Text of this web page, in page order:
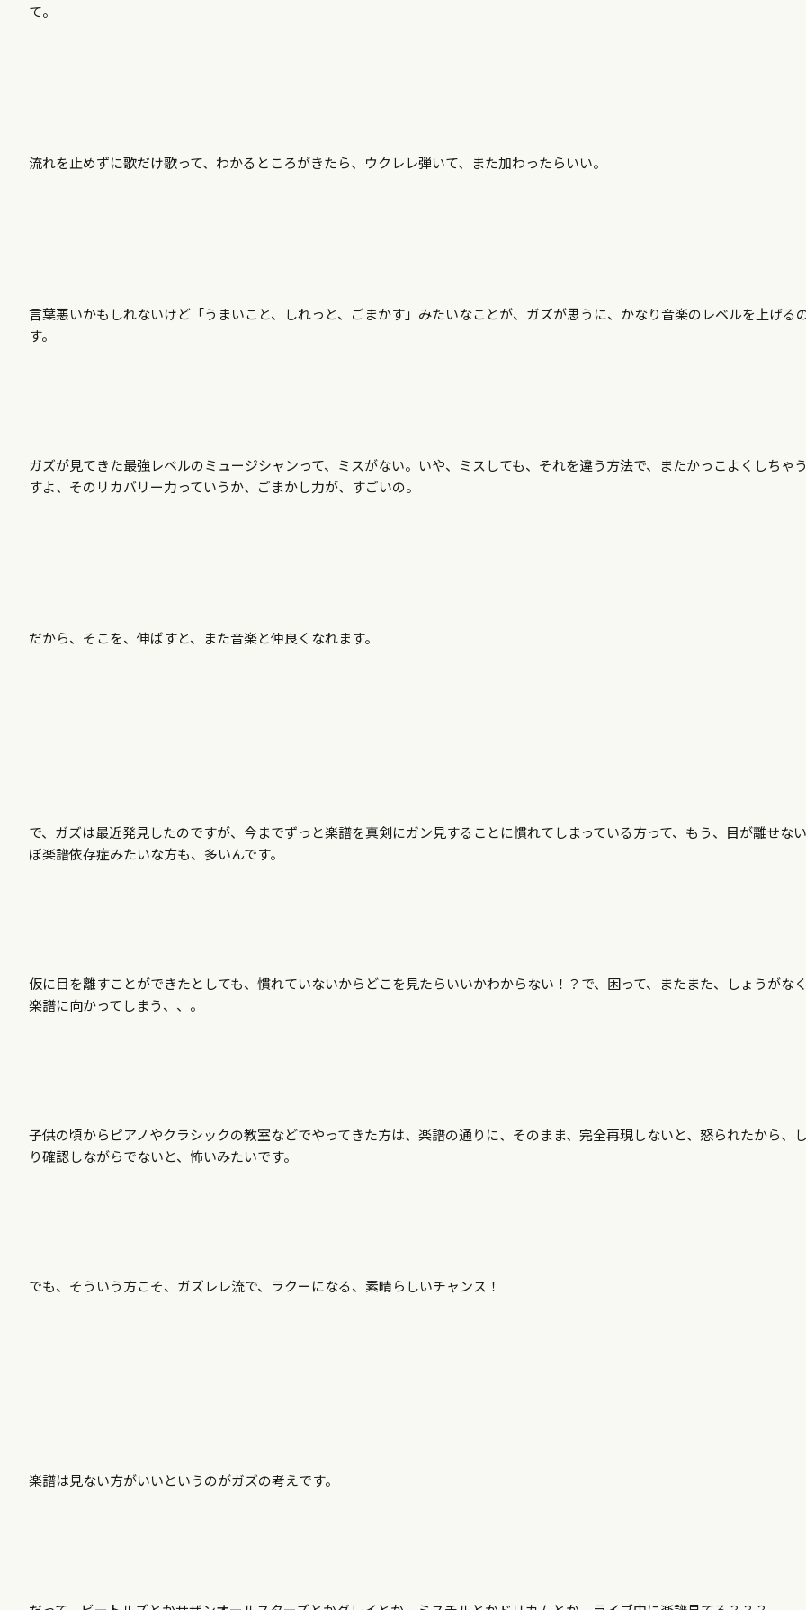
て。
流れを止めずに歌だけ歌って、わかるところがきたら、ウクレレ弾いて、また加わったらいい。
言葉悪いかもしれないけど「うまいこと、しれっと、ごまかす」みたいなことが、ガズが思うに、かなり音楽のレベルを上げる
す。
ガズが見てきた最強レベルのミュージシャンって、ミスがない。いや、ミスしても、それを違う方法で、またかっこよくしちゃ
すよ、そのリカバリー力っていうか、ごまかし力が、すごいの。
だから、そこを、伸ばすと、また音楽と仲良くなれます。
で、ガズは最近発見したのですが、今までずっと楽譜を真剣にガン見することに慣れてしまっている方って、もう、目が離せな
ぼ楽譜依存症みたいな方も、多いんです。
仮に目を離すことができたとしても、慣れていないからどこを見たらいいかわからない！？で、困って、またまた、しょうがな
楽譜に向かってしまう、、。
子供の頃からピアノやクラシックの教室などでやってきた方は、楽譜の通りに、そのまま、完全再現しないと、怒られたから、
り確認しながらでないと、怖いみたいです。
でも、そういう方こそ、ガズレレ流で、ラクーになる、素晴らしいチャンス！
楽譜は見ない方がいいというのがガズの考えです。